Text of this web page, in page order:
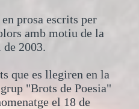
prosa escrits per
amb motiu de la
2003.
que es llegiren en la
"Brots de Poesia"
el 18 de